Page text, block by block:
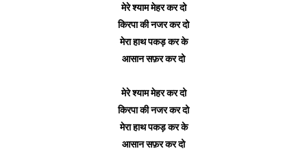
मेरे श्याम मेहर कर दो
किरपा की नजर कर दो
मेरा हाथ पकड़ कर के
आसान सफ़र कर दो
मेरे श्याम मेहर कर दो
किरपा की नजर कर दो
मेरा हाथ पकड़ कर के
आसान सफ़र कर दो